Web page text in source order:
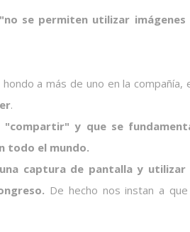
"no se permiten utilizar
a más de uno en la compañía,
.
y que se
todo el mundo.
captura de pantalla y
De hecho nos instan a